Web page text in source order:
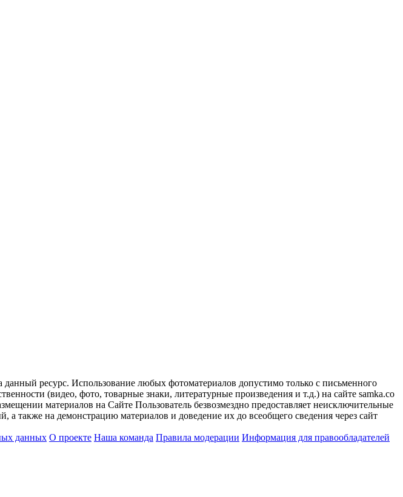
ресурс. Использование любых фотоматериалов допустимо только с письменного
(видео, фото, товарные знаки, литературные произведения и т.д.) на сайте samka.co
материалов на Сайте Пользователь безвозмездно предоставляет неисключительные
а также на демонстрацию материалов и доведение их до всеобщего сведения через сайт
данных О проекте Наша команда Правила модерации Информация для правообладателей